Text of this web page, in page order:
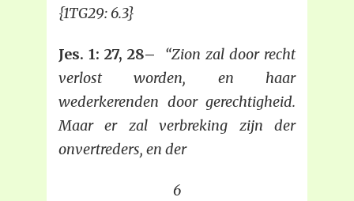
{1TG29: 6.3}
Jes. 1: 27, 28– “Zion zal door recht
verlost worden, en haar
wederkerenden door gerechtigheid.
Maar er zal verbreking zijn der
onvertreders, en der
6